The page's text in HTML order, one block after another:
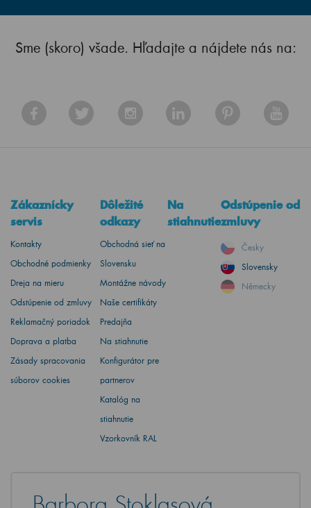
Sme (skoro) všade. Hľadajte a nájdete nás na:
Zákaznícky
servis
Kontakty
Obchodné podmienky
Dreja na mieru
Odstúpenie od zmluvy
Reklamačný poriadok
Doprava a platba
Zásady spracovania
súborov cookies
Dôležité
odkazy
Obchodná sieť na
Slovensku
Montážne návody
Naše certifikáty
Predajňa
Na stiahnutie
Konfigurátor pre
partnerov
Katalóg na
stiahnutie
Vzorkovník RAL
Na
stiahnutie
Odstúpenie od
zmluvy
Česky
Slovensky
Německy